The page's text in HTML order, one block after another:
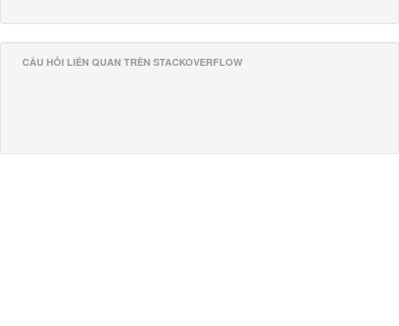
CÂU HỎI LIÊN QUAN TRÊN STACKOVERFLOW